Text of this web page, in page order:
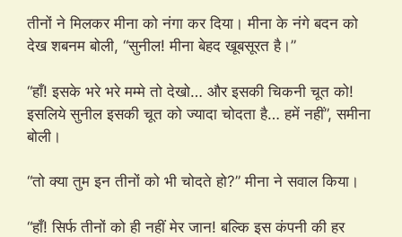
तीनों ने मिलकर मीना को नंगा कर दिया। मीना के नंगे बदन को
देख शबनम बोली, “सुनील! मीना बेहद खूबसूरत है।”
“हाँ! इसके भरे भरे मम्मे तो देखो… और इसकी चिकनी चूत को!
इसलिये सुनील इसकी चूत को ज्यादा चोदता है… हमें नहीं”, समीना
बोली।
“तो क्या तुम इन तीनों को भी चोदते हो?” मीना ने सवाल किया।
“हाँ! सिर्फ तीनों को ही नहीं मेर जान! बल्कि इस कंपनी की हर